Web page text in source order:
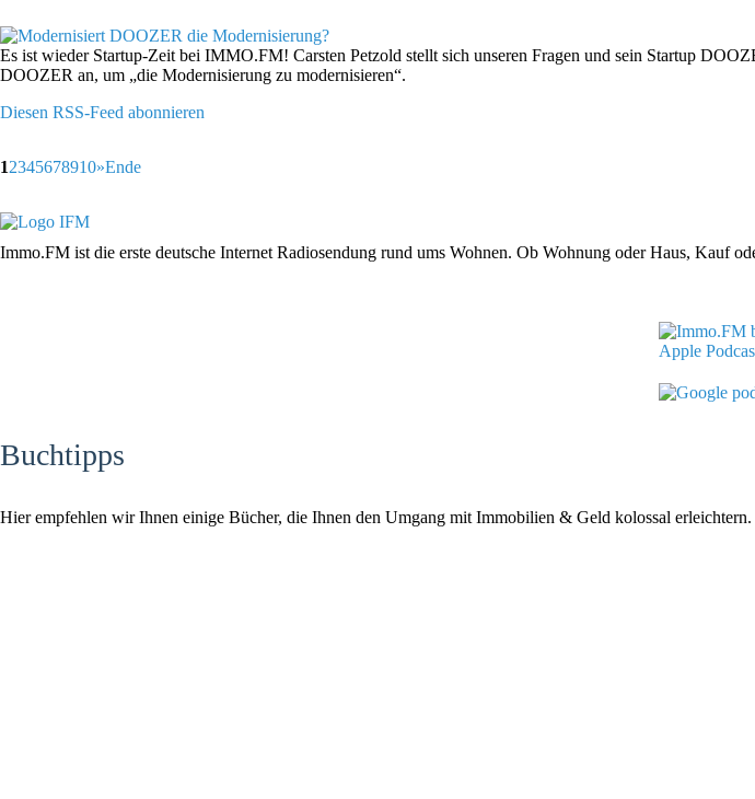
Es ist wieder Startup-Zeit bei IMMO.FM! Carsten Petzold stellt sich unseren Fragen und sein Startup
DOOZER an, um „die Modernisierung zu modernisieren“.
Diesen RSS-Feed abonnieren
12345678910»Ende
Immo.FM ist die erste deutsche Internet Radiosendung rund ums Wohnen. Ob Wohnung oder Haus, Kauf
Buchtipps
Hier empfehlen wir Ihnen einige Bücher, die Ihnen den Umgang mit Immobilien & Geld kolossal erleichtern.